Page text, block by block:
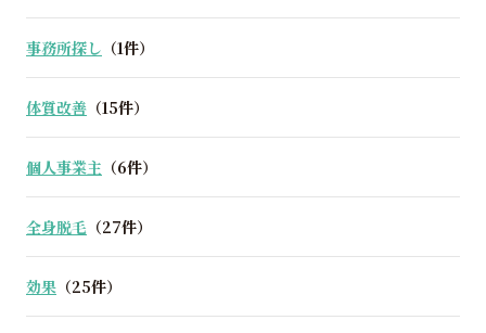
事務所探し （1件）
体質改善 （15件）
個人事業主 （6件）
全身脱毛 （27件）
効果 （25件）